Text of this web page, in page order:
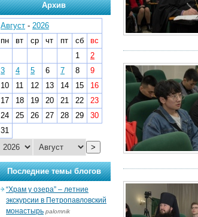
Архив
Август - 2026
пн
вт ср чт пт сб
вс
1
2
3
4 5 6 7 8
9
10
11 12 13 14 15
16
17
18 19 20 21 22
23
24
25 26 27 28 29
30
31
>
Последние темы блогов
“Храм у озера” – летние
экскурсии в Петропавловский
монастырь palomnik